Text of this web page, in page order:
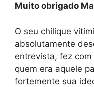
Muito obrigado
O seu chilique
absolutamente
entrevista, fez
quem era aquele
fortemente sua